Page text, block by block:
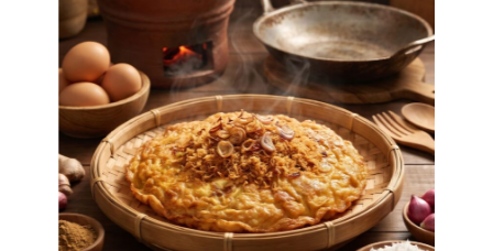
tipstrick
Tips Trick Today, Rabu 5 Agustus 2026